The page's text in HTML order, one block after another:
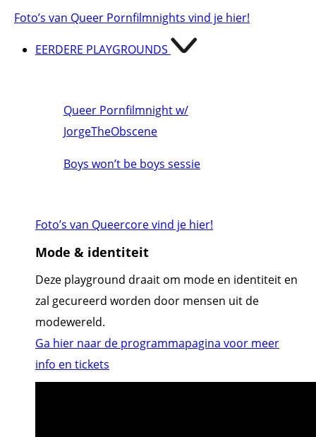
Foto’s van Queer Pornfilmnights vind je hier!
EERDERE PLAYGROUNDS
Queer Pornfilmnight w/
JorgeTheObscene
Boys won’t be boys sessie
Foto’s van Queercore vind je hier!
Mode & identiteit
Deze playground draait om mode en identiteit en
zal gecureerd worden door mensen uit de
modewereld.
Ga hier naar de programmapagina voor meer
info en tickets